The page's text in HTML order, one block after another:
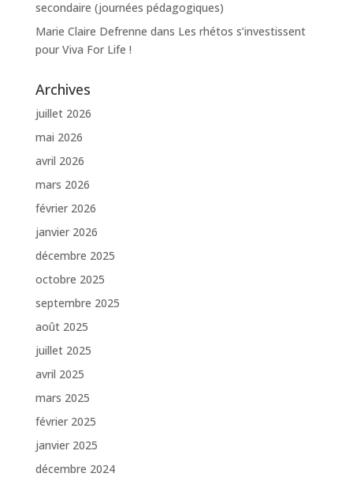
secondaire (journées pédagogiques)
Marie Claire Defrenne dans Les rhétos s’investissent
pour Viva For Life !
Archives
juillet 2026
mai 2026
avril 2026
mars 2026
février 2026
janvier 2026
décembre 2025
octobre 2025
septembre 2025
août 2025
juillet 2025
avril 2025
mars 2025
février 2025
janvier 2025
décembre 2024